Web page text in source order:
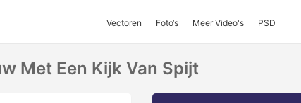
Vectoren Foto‘s Meer Video's PSD
Met Een Kijk Van Spijt